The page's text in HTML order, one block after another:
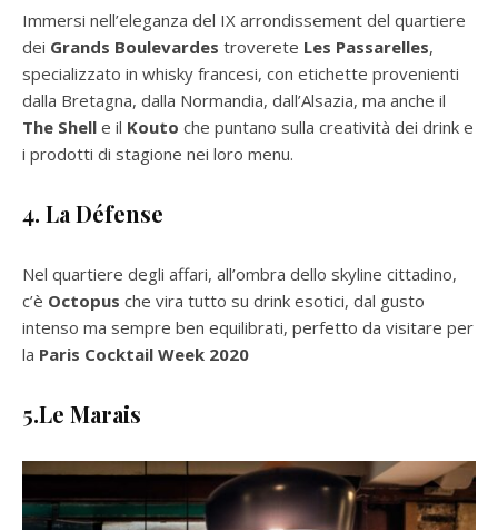
Immersi nell’eleganza del IX arrondissement del quartiere
dei Grands Boulevardes troverete Les Passarelles,
specializzato in whisky francesi, con etichette provenienti
dalla Bretagna, dalla Normandia, dall’Alsazia, ma anche il
The Shell e il Kouto che puntano sulla creatività dei drink e
i prodotti di stagione nei loro menu.
4. La Défense
Nel quartiere degli affari, all’ombra dello skyline cittadino,
c’è Octopus che vira tutto su drink esotici, dal gusto
intenso ma sempre ben equilibrati, perfetto da visitare per
la Paris Cocktail Week 2020
5.Le Marais